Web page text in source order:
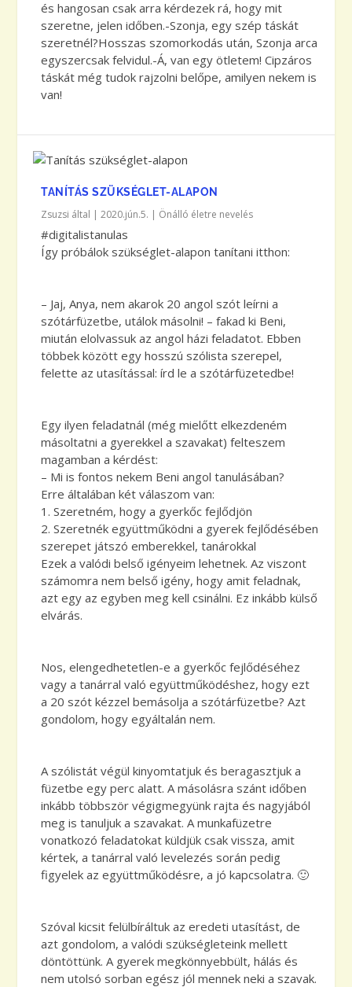
és hangosan csak arra kérdezek rá, hogy mit
szeretne, jelen időben.-Szonja, egy szép táskát
szeretnél?Hosszas szomorkodás után, Szonja arca
egyszercsak felvidul.-Á, van egy ötletem! Cipzáros
táskát még tudok rajzolni belőpe, amilyen nekem is
van!
TANÍTÁS SZÜKSÉGLET-ALAPON
Zsuzsi által |2020.jún.5. | Önálló életre nevelés
#digitalistanulas
Így próbálok szükséglet-alapon tanítani itthon:
– Jaj, Anya, nem akarok 20 angol szót leírni a
szótárfüzetbe, utálok másolni! – fakad ki Beni,
miután elolvassuk az angol házi feladatot. Ebben
többek között egy hosszú szólista szerepel,
felette az utasítással: írd le a szótárfüzetedbe!
Egy ilyen feladatnál (még mielőtt elkezdeném
másoltatni a gyerekkel a szavakat) felteszem
magamban a kérdést:
– Mi is fontos nekem Beni angol tanulásában?
Erre általában két válaszom van:
1. Szeretném, hogy a gyerkőc fejlődjön
2. Szeretnék együttműködni a gyerek fejlődésében
szerepet játszó emberekkel, tanárokkal
Ezek a valódi belső igényeim lehetnek. Az viszont
számomra nem belső igény, hogy amit feladnak,
azt egy az egyben meg kell csinálni. Ez inkább külső
elvárás.
Nos, elengedhetetlen-e a gyerkőc fejlődéséhez
vagy a tanárral való együttműködéshez, hogy ezt
a 20 szót kézzel bemásolja a szótárfüzetbe? Azt
gondolom, hogy egyáltalán nem.
A szólistát végül kinyomtatjuk és beragasztjuk a
füzetbe egy perc alatt. A másolásra szánt időben
inkább többször végigmegyünk rajta és nagyjából
meg is tanuljuk a szavakat. A munkafüzetre
vonatkozó feladatokat küldjük csak vissza, amit
kértek, a tanárral való levelezés során pedig
figyelek az együttműködésre, a jó kapcsolatra. 🙂
Szóval kicsit felülbíráltuk az eredeti utasítást, de
azt gondolom, a valódi szükségleteink mellett
döntöttünk. A gyerek megkönnyebbült, hálás és
nem utolsó sorban egész jól mennek neki a szavak.